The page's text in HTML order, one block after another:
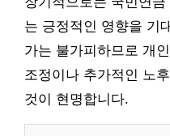
는 긍정적인 영향을 기
가는 불가피하므로 개
조정이나 추가적인 노
것이 현명합니다.